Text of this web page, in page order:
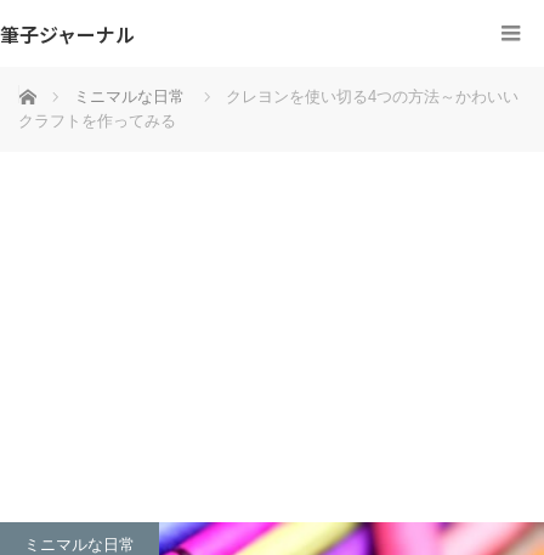
筆子ジャーナル
ホーム ミニマルな日常
クレヨンを使い切る4つの方法～かわいい
クラフトを作ってみる
ミニマルな日常